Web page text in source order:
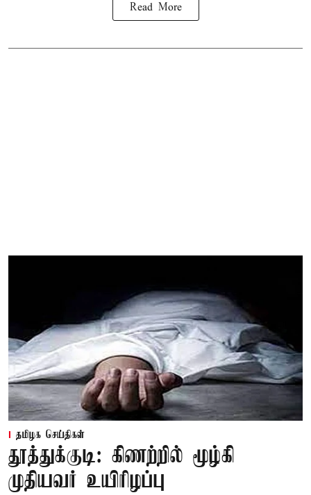
Read More
தமிழக செய்திகள்
தூத்துக்குடி: கிணற்றில் மூழ்கி
முதியவர் உயிரிழப்பு